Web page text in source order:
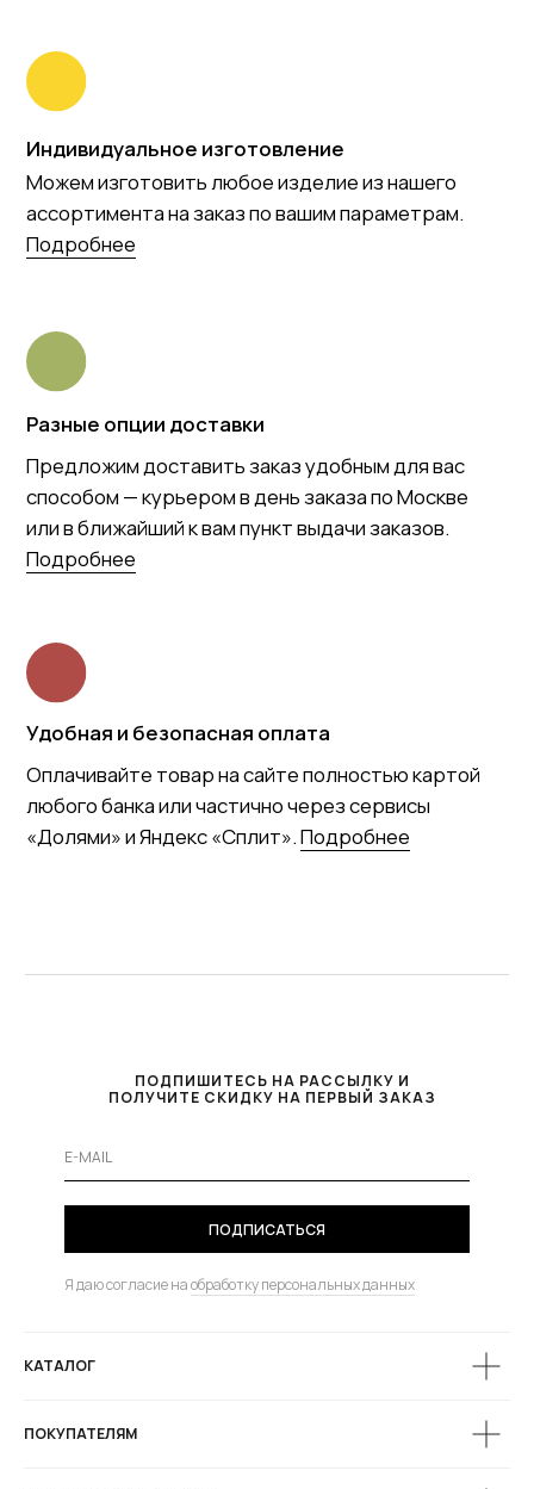
ПОДПИШИТЕСЬ НА РАССЫЛКУ И
ПОЛУЧИТЕ СКИДКУ НА ПЕРВЫЙ ЗАКАЗ
ПОДПИСАТЬСЯ
Я даю согласие наобработку персональных данных
КАТАЛОГ
ПОКУПАТЕЛЯМ